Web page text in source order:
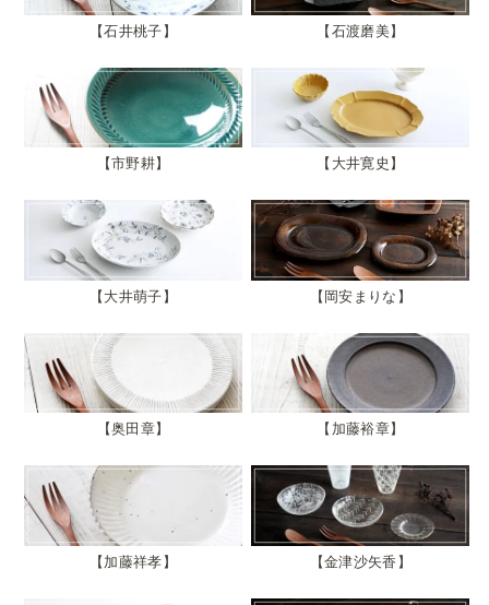
石井桃子 石渡磨美
市野耕 大井寛史
大井萌子 岡安まりな
奥田章 加藤裕章
加藤祥孝 金津沙矢香